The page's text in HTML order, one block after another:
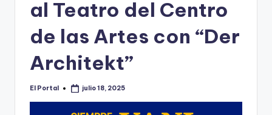
rr
al Teatro del Centro
de las Artes con “Der
Architekt”
Publicado
El Portal julio 18, 2025